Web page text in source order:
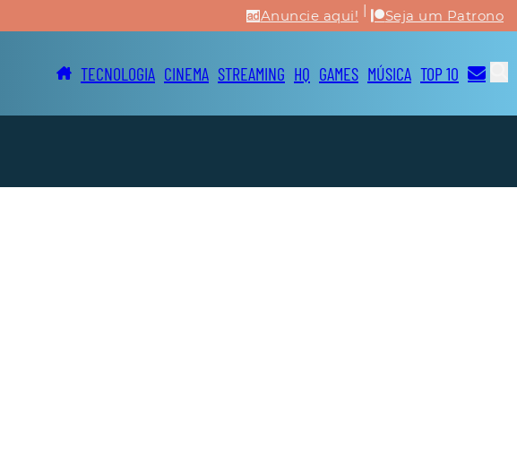
Anuncie aqui! | Seja um Patrono
TECNOLOGIA CINEMA STREAMING HQ GAMES MÚSICA TOP 10